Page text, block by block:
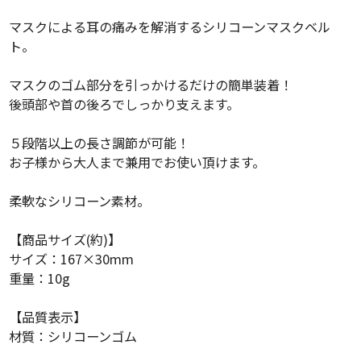
マスクによる耳の痛みを解消するシリコーンマスクベル
ト。
マスクのゴム部分を引っかけるだけの簡単装着！
後頭部や首の後ろでしっかり支えます。
５段階以上の長さ調節が可能！
お子様から大人まで兼用でお使い頂けます。
柔軟なシリコーン素材。
【商品サイズ(約)】
サイズ：167×30mm
重量：10g
【品質表示】
材質：シリコーンゴム